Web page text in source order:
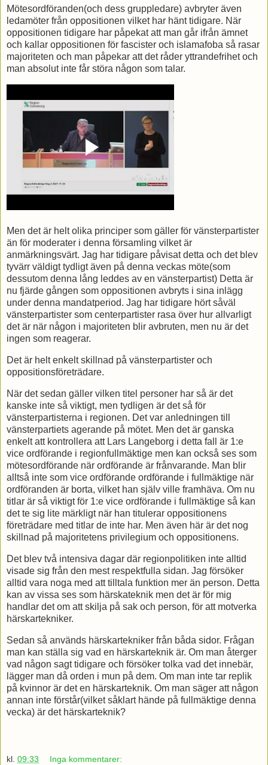
Mötesordföranden(och dess gruppledare) avbryter även
ledamöter från oppositionen vilket har hänt tidigare. När
oppositionen tidigare har påpekat att man går ifrån ämnet
och kallar oppositionen för fascister och islamafoba så rasar
majoriteten och man påpekar att det råder yttrandefrihet och
man absolut inte får störa någon som talar.
Men det är helt olika principer som gäller för vänsterpartister
än för moderater i denna församling vilket är
anmärkningsvärt. Jag har tidigare påvisat detta och det blev
tyvärr väldigt tydligt även på denna veckas möte(som
dessutom denna lång leddes av en vänsterpartist) Detta är
nu fjärde gången som oppositionen avbryts i sina inlägg
under denna mandatperiod. Jag har tidigare hört såväl
vänsterpartister som centerpartister rasa över hur allvarligt
det är när någon i majoriteten blir avbruten, men nu är det
ingen som reagerar.
Det är helt enkelt skillnad på vänsterpartister och
oppositionsföreträdare.
När det sedan gäller vilken titel personer har så är det
kanske inte så viktigt, men tydligen är det så för
vänsterpartisterna i regionen. Det var anledningen till
vänsterpartiets agerande på mötet. Men det är ganska
enkelt att kontrollera att Lars Langeborg i detta fall är 1:e
vice ordförande i regionfullmäktige men kan också ses som
mötesordförande när ordförande är frånvarande. Man blir
alltså inte som vice ordförande ordförande i fullmäktige när
ordföranden är borta, vilket han själv ville framhäva. Om nu
titlar är så viktigt för 1:e vice ordförande i fullmäktige så kan
det te sig lite märkligt när han titulerar oppositionens
företrädare med titlar de inte har. Men även här är det nog
skillnad på majoritetens privilegium och oppositionens.
Det blev två intensiva dagar där regionpolitiken inte alltid
visade sig från den mest respektfulla sidan. Jag försöker
alltid vara noga med att tilltala funktion mer än person. Detta
kan av vissa ses som härskateknik men det är för mig
handlar det om att skilja på sak och person, för att motverka
härskartekniker.
Sedan så används härskartekniker från båda sidor. Frågan
man kan ställa sig vad en härskarteknik är. Om man återger
vad någon sagt tidigare och försöker tolka vad det innebär,
lägger man då orden i mun på dem. Om man inte tar replik
på kvinnor är det en härskarteknik. Om man säger att någon
annan inte förstår(vilket såklart hände på fullmäktige denna
vecka) är det härskarteknik?
kl. 09:33 Inga kommentarer: